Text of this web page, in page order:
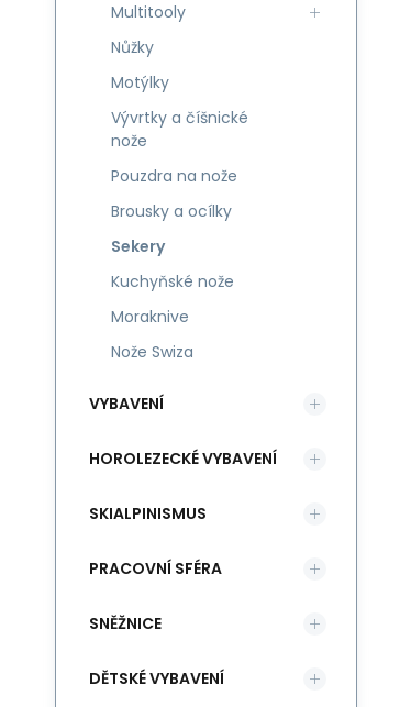
Multitooly
Nůžky
Motýlky
Vývrtky a číšnické
nože
Pouzdra na nože
Brousky a ocílky
Sekery
Kuchyňské nože
Moraknive
Nože Swiza
VYBAVENÍ
HOROLEZECKÉ VYBAVENÍ
SKIALPINISMUS
PRACOVNÍ SFÉRA
SNĚŽNICE
DĚTSKÉ VYBAVENÍ